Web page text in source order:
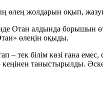
өлең жолдарын оқып,
Отан алдында
өлеңін оқыды.
– тек білім көзі ғана
таныстырылды.